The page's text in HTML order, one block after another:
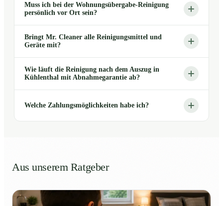
Muss ich bei der Wohnungsübergabe-Reinigung
persönlich vor Ort sein?
Bringt Mr. Cleaner alle Reinigungsmittel und
Geräte mit?
Wie läuft die Reinigung nach dem Auszug in
Kühlenthal mit Abnahmegarantie ab?
Welche Zahlungsmöglichkeiten habe ich?
Aus unserem Ratgeber